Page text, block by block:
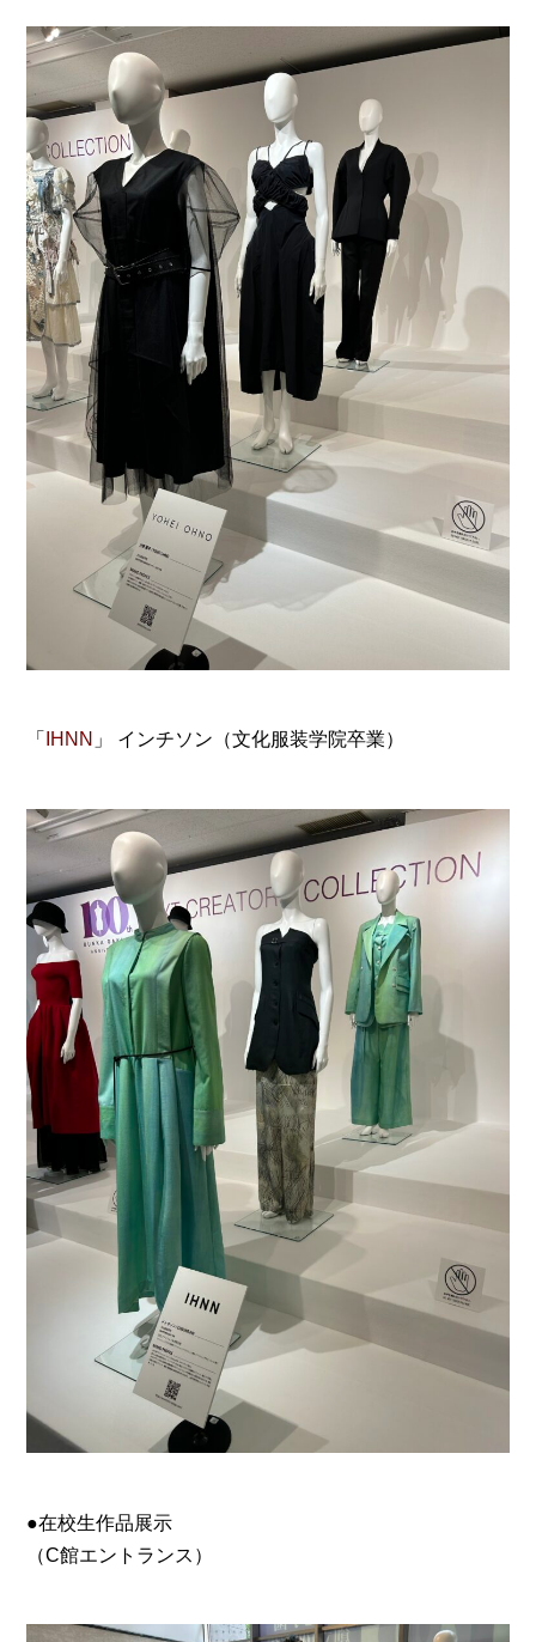
「 IHNN 」 インチソン（文化服装学院卒業）
●在校生作品展示
（C館エントランス）